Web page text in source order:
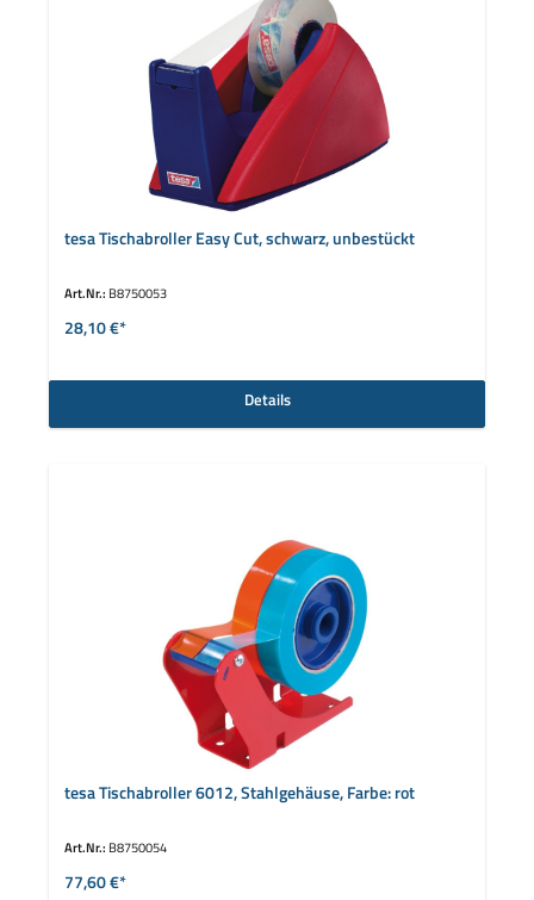
tesa Tischabroller Easy Cut, schwarz, unbestückt
Art.Nr.: B8750053
28,10 €*
Details
tesa Tischabroller 6012, Stahlgehäuse, Farbe: rot
Art.Nr.: B8750054
77,60 €*